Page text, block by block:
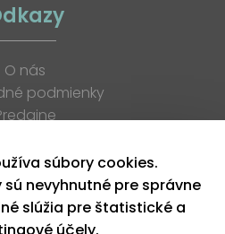
O nás
podmienky
Blog
Kariéra
súbory cookies.
nevyhnutné pre správne
slúžia pre štatistické a